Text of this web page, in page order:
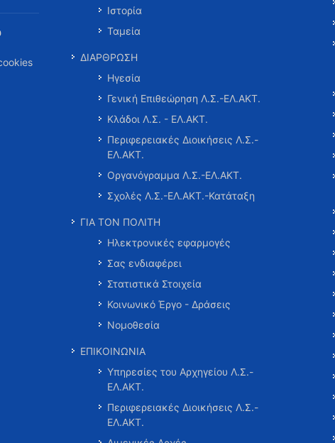
Ιστορία
Ταμεία
ΔΙΑΡΘΡΩΣΗ
Ηγεσία
Γενική Επιθεώρηση Λ.Σ.-ΕΛ.ΑΚΤ.
Κλάδοι Λ.Σ. - ΕΛ.ΑΚΤ.
Περιφερειακές Διοικήσεις Λ.Σ.-
ΕΛ.ΑΚΤ.
Οργανόγραμμα Λ.Σ.-ΕΛ.ΑΚΤ.
Σχολές Λ.Σ.-ΕΛ.ΑΚΤ.-Κατάταξη
ΓΙΑ ΤΟΝ ΠΟΛΙΤΗ
Ηλεκτρονικές εφαρμογές
Σας ενδιαφέρει
Στατιστικά Στοιχεία
Κοινωνικό Έργο - Δράσεις
Νομοθεσία
ΕΠΙΚΟΙΝΩΝΙΑ
Υπηρεσίες του Αρχηγείου Λ.Σ.-
ΕΛ.ΑΚΤ.
Περιφερειακές Διοικήσεις Λ.Σ.-
ΕΛ.ΑΚΤ.